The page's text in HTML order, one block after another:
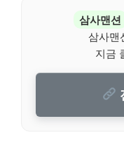
삼사맨션
삼사맨
지금